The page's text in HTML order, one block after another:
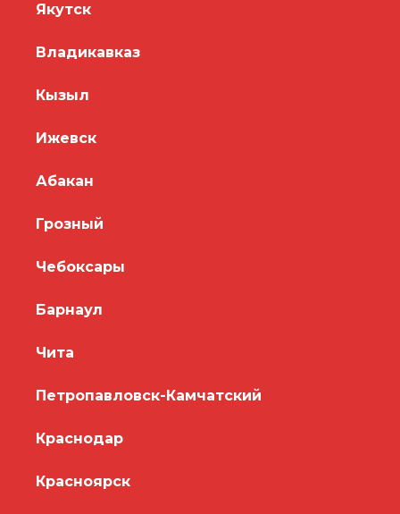
Якутск
Владикавказ
Кызыл
Ижевск
Абакан
Грозный
Чебоксары
Барнаул
Чита
Петропавловск-Камчатский
Краснодар
Красноярск